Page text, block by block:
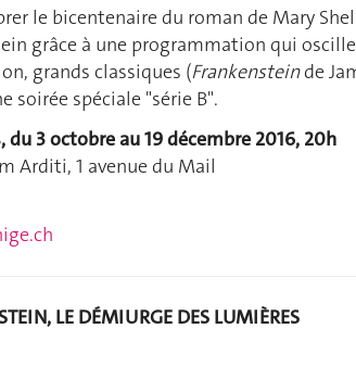
le bicentenaire du roman de Mary
grâce à une programmation qui
grands classiques (Frankensteinde
soirée spéciale "série B".
du 3 octobre au 19 décembre 2016, 20h
Arditi, 1 avenue du Mail
LE DÉMIURGE DES LUMIÈRES